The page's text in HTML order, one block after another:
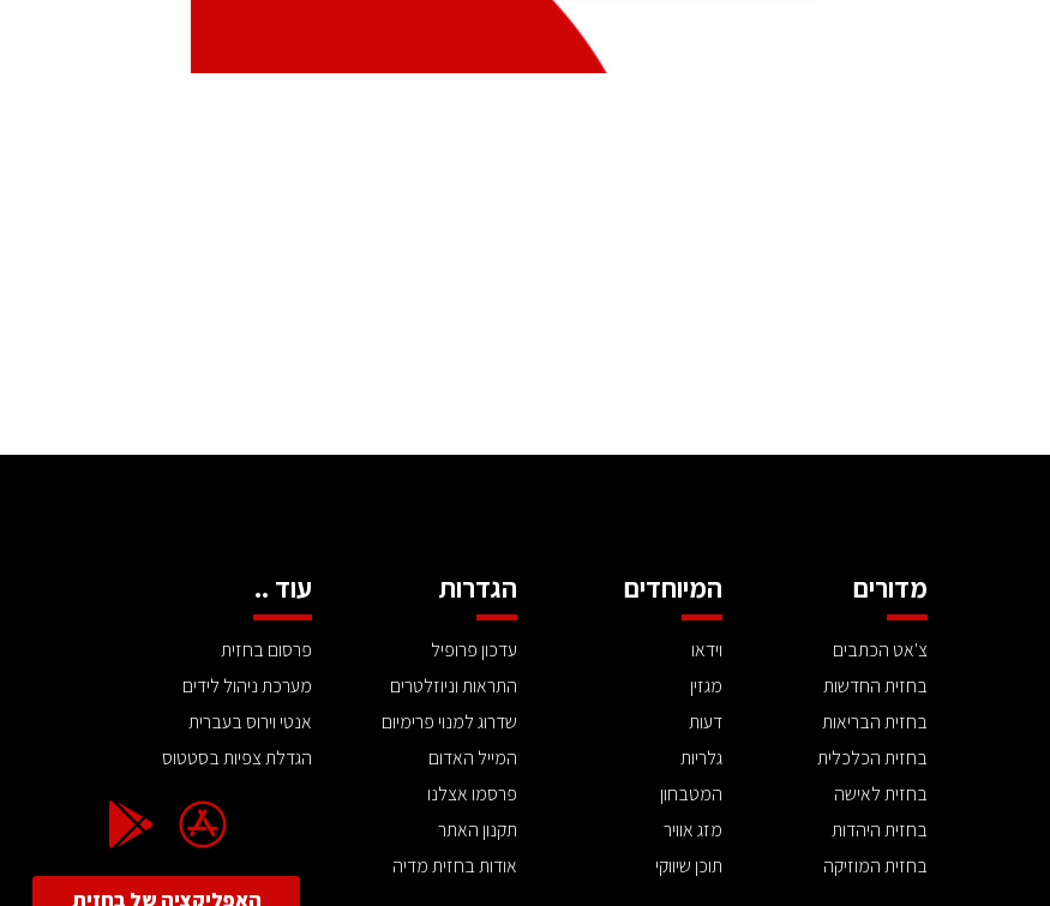
מדורים
צ'אט הכתבים
בחזית החדשות
בחזית הבריאות
בחזית הכלכלית
בחזית לאישה
בחזית היהדות
בחזית המוזיקה
המיוחדים
וידאו
מגזין
דעות
גלריות
המטבחון
מזג אוויר
תוכן שיווקי
הגדרות
עדכון פרופיל
התראות וניוזלטרים
שדרוג למנוי פרימיום
המייל האדום
פרסמו אצלנו
תקנון האתר
אודות בחזית מדיה
עוד ..
פרסום בחזית
מערכת ניהול לידים
אנטי וירוס בעברית
הגדלת צפיות בסטטוס
האפליקציה של בחזית